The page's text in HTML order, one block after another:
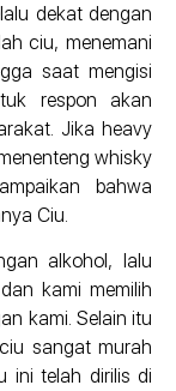
dekat dengan
ciu, menemani
saat mengisi
respon akan
Jika heavy
whisky
bahwa
Ciu.
alkohol, lalu
kami memilih
kami. Selain itu
sangat murah
ini telah dirilis di